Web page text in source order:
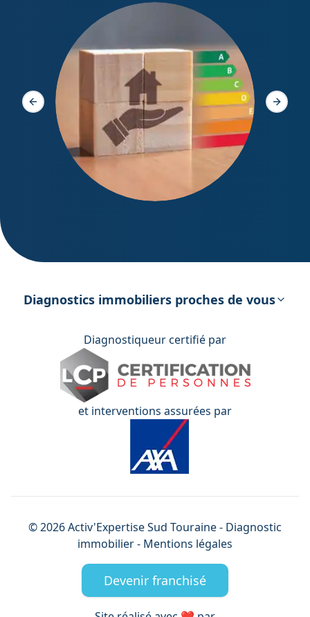
énergétique
Slide précédente Slide
Diagnostics immobiliers proches de vous
Diagnostiqueur certifié par
et interventions assurées par
©2026Activ'ExpertiseSud Touraine- Diagnostic
immobilier - Mentions légales
Devenir franchisé